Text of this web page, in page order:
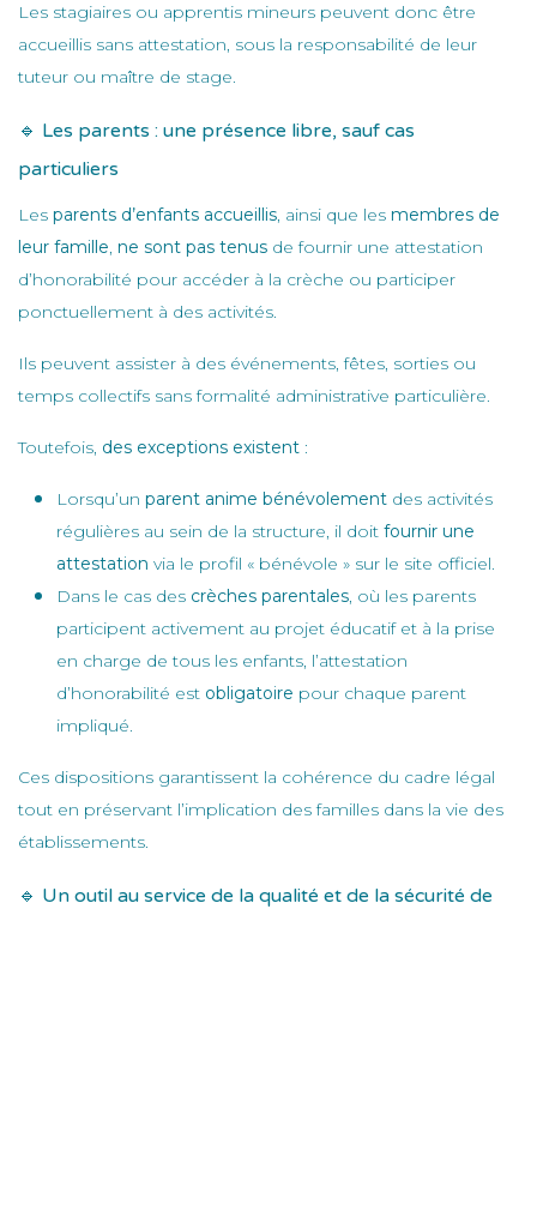
Les stagiaires ou apprentis mineurs peuvent donc être
accueillis sans attestation, sous la responsabilité de leur
tuteur ou maître de stage.
🔹 Les parents : une présence libre, sauf cas
particuliers
Les parents d’enfants accueillis, ainsi que les membres de
leur famille, ne sont pas tenus de fournir une attestation
d’honorabilité pour accéder à la crèche ou participer
ponctuellement à des activités.
Ils peuvent assister à des événements, fêtes, sorties ou
temps collectifs sans formalité administrative particulière.
Toutefois, des exceptions existent :
Lorsqu’un parent anime bénévolement des activités
régulières au sein de la structure, il doit fournir une
attestation via le profil « bénévole » sur le site officiel.
Dans le cas des crèches parentales, où les parents
participent activement au projet éducatif et à la prise
en charge de tous les enfants, l’attestation
d’honorabilité est obligatoire pour chaque parent
impliqué.
Ces dispositions garantissent la cohérence du cadre légal
tout en préservant l’implication des familles dans la vie des
établissements.
🔹 Un outil au service de la qualité et de la sécurité de